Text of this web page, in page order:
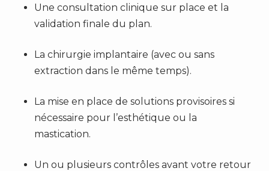
Une consultation clinique sur place et la
validation finale du plan.
La chirurgie implantaire (avec ou sans
extraction dans le même temps).
La mise en place de solutions provisoires si
nécessaire pour l’esthétique ou la
mastication.
Un ou plusieurs contrôles avant votre retour